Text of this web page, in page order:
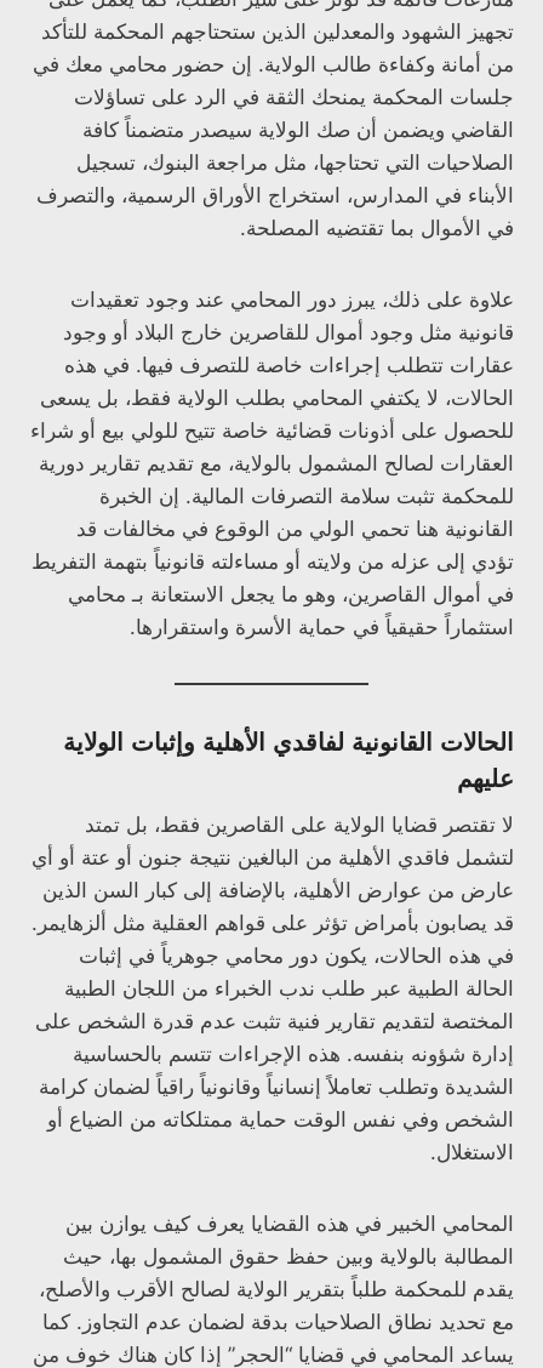
تجهيز الشهود والمعدلين الذين ستحتاجهم المحكمة للتأكد
من أمانة وكفاءة طالب الولاية. إن حضور محامي معك في
جلسات المحكمة يمنحك الثقة في الرد على تساؤلات
القاضي ويضمن أن صك الولاية سيصدر متضمناً كافة
الصلاحيات التي تحتاجها، مثل مراجعة البنوك، تسجيل
الأبناء في المدارس، استخراج الأوراق الرسمية، والتصرف
في الأموال بما تقتضيه المصلحة.
علاوة على ذلك، يبرز دور المحامي عند وجود تعقيدات
قانونية مثل وجود أموال للقاصرين خارج البلاد أو وجود
عقارات تتطلب إجراءات خاصة للتصرف فيها. في هذه
الحالات، لا يكتفي المحامي بطلب الولاية فقط، بل يسعى
للحصول على أذونات قضائية خاصة تتيح للولي بيع أو شراء
العقارات لصالح المشمول بالولاية، مع تقديم تقارير دورية
للمحكمة تثبت سلامة التصرفات المالية. إن الخبرة
القانونية هنا تحمي الولي من الوقوع في مخالفات قد
تؤدي إلى عزله من ولايته أو مساءلته قانونياً بتهمة التفريط
في أموال القاصرين، وهو ما يجعل الاستعانة بـ محامي
استثماراً حقيقياً في حماية الأسرة واستقرارها.
الحالات القانونية لفاقدي الأهلية وإثبات الولاية
عليهم
لا تقتصر قضايا الولاية على القاصرين فقط، بل تمتد
لتشمل فاقدي الأهلية من البالغين نتيجة جنون أو عتة أو أي
عارض من عوارض الأهلية، بالإضافة إلى كبار السن الذين
قد يصابون بأمراض تؤثر على قواهم العقلية مثل ألزهايمر.
في هذه الحالات، يكون دور محامي جوهرياً في إثبات
الحالة الطبية عبر طلب ندب الخبراء من اللجان الطبية
المختصة لتقديم تقارير فنية تثبت عدم قدرة الشخص على
إدارة شؤونه بنفسه. هذه الإجراءات تتسم بالحساسية
الشديدة وتطلب تعاملاً إنسانياً وقانونياً راقياً لضمان كرامة
الشخص وفي نفس الوقت حماية ممتلكاته من الضياع أو
الاستغلال.
المحامي الخبير في هذه القضايا يعرف كيف يوازن بين
المطالبة بالولاية وبين حفظ حقوق المشمول بها، حيث
يقدم للمحكمة طلباً بتقرير الولاية لصالح الأقرب والأصلح،
مع تحديد نطاق الصلاحيات بدقة لضمان عدم التجاوز. كما
يساعد المحامي في قضايا “الحجر” إذا كان هناك خوف من